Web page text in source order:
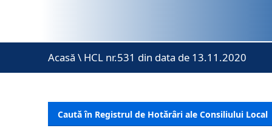
Acasă \ HCL nr.531 din data de 13.11.2020
Caută în Registrul de Hotărâri ale Consiliului Local